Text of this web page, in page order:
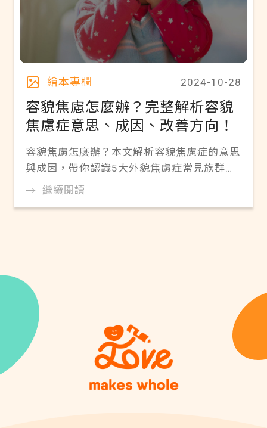
繪本專欄 2024-10-28
容貌焦慮怎麼辦？完整解析容貌
焦慮症意思、成因、改善方向！
容貌焦慮怎麼辦？本文解析容貌焦慮症的意思
與成因，帶你認識5大外貌焦慮症常見族群與
特徵，透過9道題自我檢測，分享個人調整、
繼續閱讀